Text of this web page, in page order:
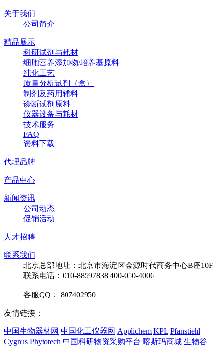
关于我们
公司简介
精品展示
科研试剂与耗材
细胞营养添加物/培养基原料
纯化工艺
质量分析试剂（盒）
制剂及药用辅料
诊断试剂原料
仪器设备与耗材
技术服务
FAQ
资料下载
代理品牌
产品中心
新闻资讯
公司动态
促销活动
人才招聘
联系我们
北京总部地址：北京市海淀区金源时代商务中心B座10F
联系电话：010-88597838 400-050-4006
客服QQ： 807402950
友情链接：
中国生物器材网 中国化工仪器网 Applichem KPL Pfanstiehl
Cygnus Phytotech 中国科研物资采购平台 喀斯玛商城 生物谷